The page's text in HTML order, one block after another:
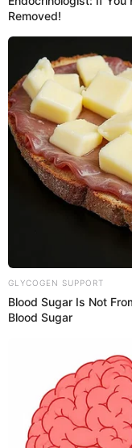
PUEDES
Melissa
Anthony
¿Cuántos
Cernadas?
Su primogénito fue
que se
ahora tiene 14
Sofía Bravo y
en privado su
PUEDES
Gianella
la pena"